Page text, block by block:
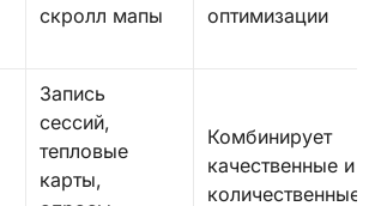
скролл мапы
оптимизации
Запись
сессий,
тепловые
карты,
Комбинирует
качественные и
количественные